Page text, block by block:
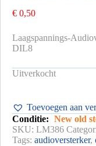
€ 0,50
Laagspannings-
DIL8
Uitverkocht
Toevoegen aan
Conditie: New old
SKU: LM386
Tags: audioversterker,